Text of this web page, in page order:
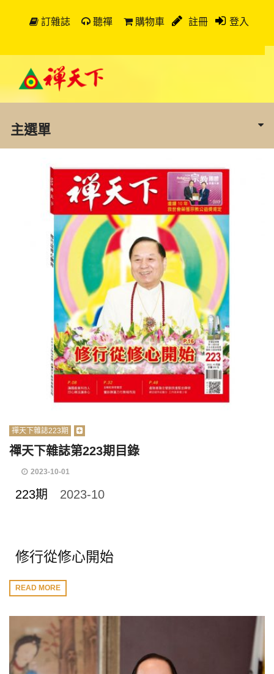
訂雜誌 聽禪 購物車 註冊 登入
主選單
禪天下雜誌223期
禪天下雜誌第223期目錄
2023-10-01
223期 2023-10
修行從修心開始
READ MORE